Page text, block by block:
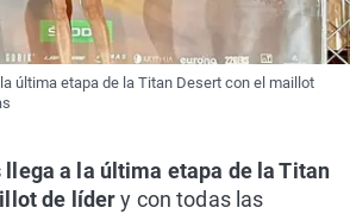
última etapa de la Titan Desert con el maillot
llega a la última etapa de la Titan
de lídery con todas las